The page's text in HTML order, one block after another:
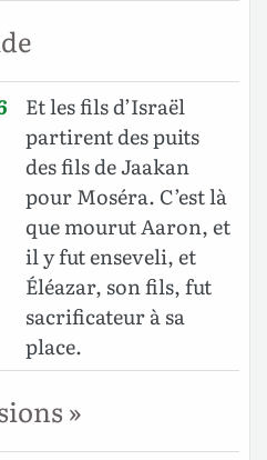
Et les fils d’Israël
partirent des puits
des fils de Jaakan
pour Moséra. C’est là
que mourut Aaron, et
il y fut enseveli, et
Éléazar, son fils, fut
sacrificateur à sa
place.
»